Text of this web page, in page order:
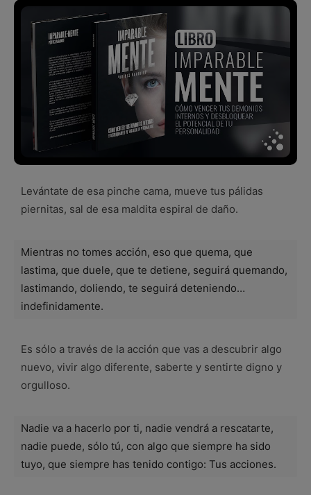
Levántate de esa pinche cama, mueve tus pálidas
piernitas, sal de esa maldita espiral de daño.
Mientras no tomes acción, eso que quema, que
lastima, que duele, que te detiene, seguirá quemando,
lastimando, doliendo, te seguirá deteniendo…
indefinidamente.
Es sólo a través de la acción que vas a descubrir algo
nuevo, vivir algo diferente, saberte y sentirte digno y
orgulloso.
Nadie va a hacerlo por ti, nadie vendrá a rescatarte,
nadie puede, sólo tú, con algo que siempre ha sido
tuyo, que siempre has tenido contigo: Tus acciones.